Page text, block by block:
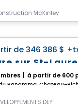
McKinley
de 346 386 $
à partir de 600
Panorama, Chateau-
DEP